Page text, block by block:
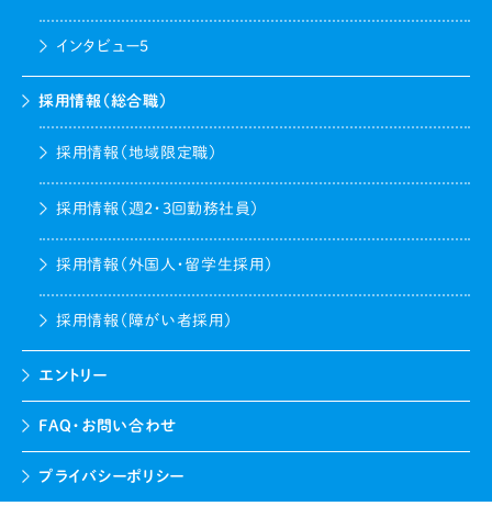
インタビュー5
採用情報（総合職）
採用情報（地域限定職）
採用情報（週2・3回勤務社員）
採用情報（外国人・留学生採用）
採用情報（障がい者採用）
エントリー
FAQ・お問い合わせ
プライバシーポリシー